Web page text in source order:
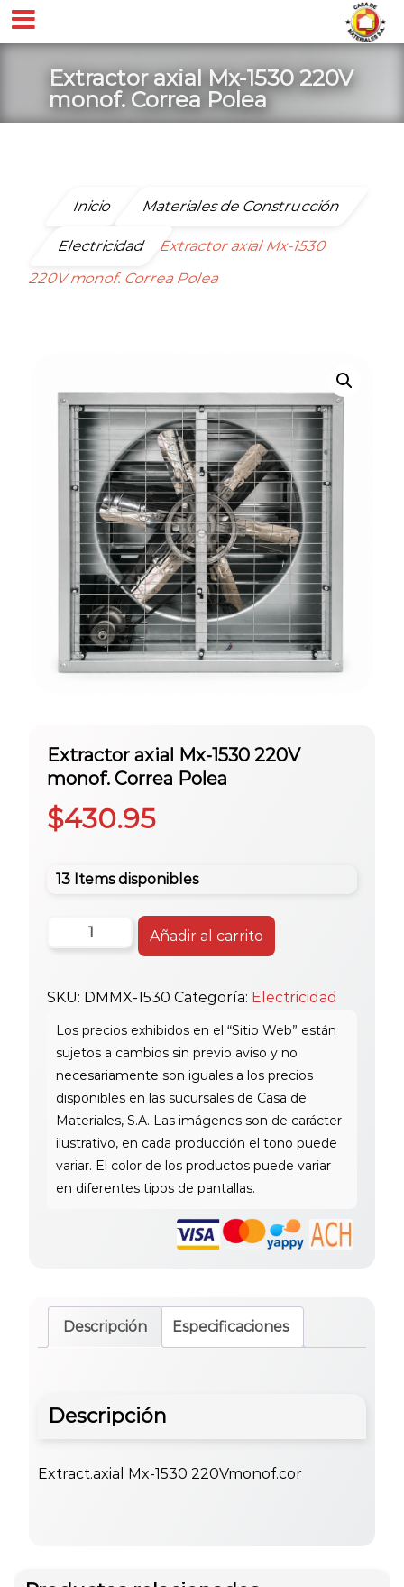
Extractor axial Mx-1530 220V
monof. Correa Polea
Inicio Materiales de Construcción
Electricidad
Extractor axial Mx-1530
220V monof. Correa Polea
Extractor axial Mx-1530 220V
monof. Correa Polea
$430.95
13 Items disponibles
Extractor
axial
1530
220V
monof.
Correa
Polea
cantidad
Añadir al carrito
SKU: DMMX-1530 Categoría: Electricidad
Descripción Especificaciones
Descripción
Extract.axial Mx-1530 220Vmonof.cor